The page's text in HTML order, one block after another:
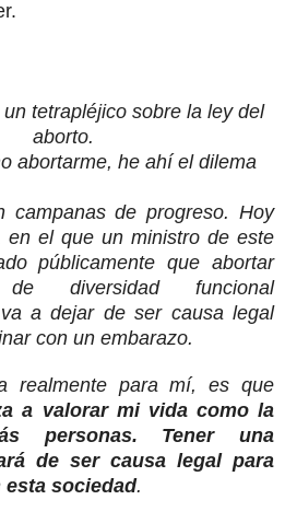
tetrapléjico sobre la ley del
aborto.
abortarme, he ahí el dilema
campanas de progreso. Hoy
el que un ministro de este
públicamente que abortar
diversidad funcional
a dejar de ser causa legal
con un embarazo.
realmente para mí, es que
a valorar mi vida como la
personas. Tener una
de ser causa legal para
esta sociedad.